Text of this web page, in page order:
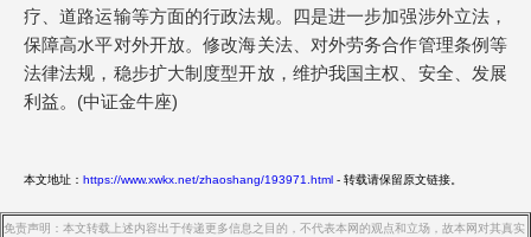
疗、道路运输等方面的行政法规。四是进一步加强涉外立法，
保障高水平对外开放。修改海关法、对外劳务合作管理条例等
法律法规，稳步扩大制度型开放，维护我国主权、安全、发展
利益。(中证金牛座)
本文地址： https://www.xwkx.net/zhaoshang/193971.html - 转载请保留原文链接。
免责声明：本文转载上述内容出于传递更多信息之目的，不代表本网的观点和立场，故本网对其真实